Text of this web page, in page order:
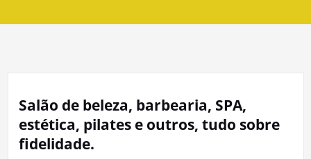
Salão de beleza, barbearia, SPA,
estética, pilates e outros, tudo sobre
fidelidade.